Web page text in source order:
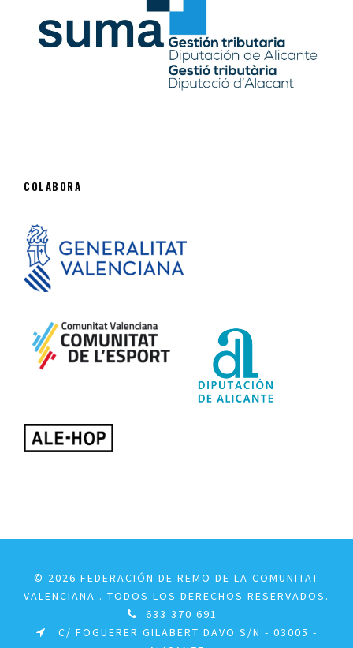
COLABORA
© 2026 FEDERACIÓN DE REMO DE LA COMUNITAT
VALENCIANA . TODOS LOS DERECHOS RESERVADOS.
633 370 691
C/ FOGUERER GILABERT DAVO S/N - 03005 -